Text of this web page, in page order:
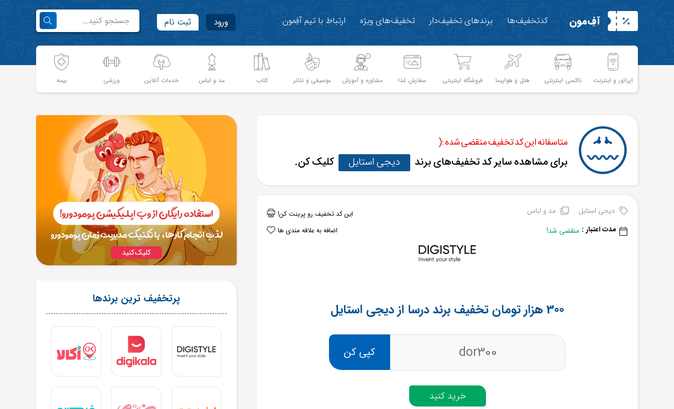
آفِ‌مون کدتخفیف‌ها برندهای تخفیف‌دار تخفیف‌های ویژه ارتباط با تیم آفِمون ورود ثبت نام
اپراتور و اینترنت تاکسی اینترنتی هتل و هواپیما فروشگاه اینترنتی سفارش غذا مشاوره و آموزش موسیقی و تئاتر کتاب مد و لباس خدمات آنلاین ورزشی بیمه
متاسفانه این کد تخفیف منقضی شده :(
برای مشاهده سایر کد تخفیف‌های برند دیجی استایل کلیک کن.
دیجی استایل
مد و لباس
مدت اعتبار : منقضی شد!
این کد تخفیف رو پرینت کن!
اضافه به علاقه مندی ها
300 هزار تومان تخفیف برند درسا از دیجی استایل
dor300 کپی کن
خرید کنید
پرتخفیف ترین برندها